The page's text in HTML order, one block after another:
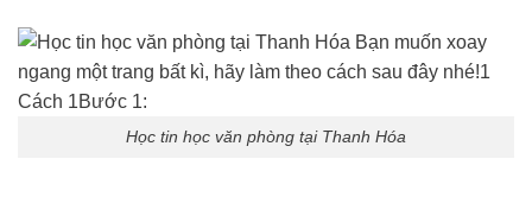
Học tin học văn phòng tại Thanh Hóa